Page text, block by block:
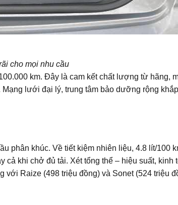
cho mọi nhu cầu
km. Đây là cam kết chất lượng từ hãng,
lưới đại lý, trung tâm bảo dưỡng rộng khắp
phân khúc. Về tiết kiệm nhiên liệu, 4.8 lít/100
khi chở đủ tải. Xét tổng thể – hiệu suất, kinh
Raize (498 triệu đồng) và Sonet (524 triệu